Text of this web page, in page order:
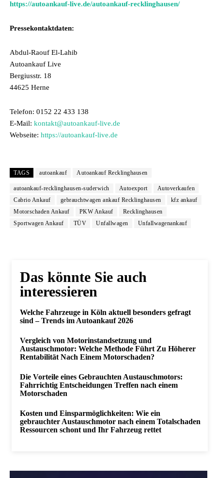
https://autoankauf-live.de/autoankauf-recklinghausen/
Pressekontaktdaten:
Abdul-Raouf El-Lahib
Autoankauf Live
Bergiusstr. 18
44625 Herne
Telefon: 0152 22 433 138
E-Mail: kontakt@autoankauf-live.de
Webseite: https://autoankauf-live.de
TAGS autoankauf Autoankauf Recklinghausen
autoankauf-recklinghausen-suderwich Autoexport
Autoverkaufen
Cabrio Ankauf
gebrauchtwagen ankauf Recklinghausen
kfz ankauf
Motorschaden Ankauf
PKW Ankauf
Recklinghausen
Sportwagen Ankauf
TÜV Unfallwagen Unfallwagenankauf
Das könnte Sie auch
interessieren
Welche Fahrzeuge in Köln aktuell besonders gefragt
sind – Trends im Autoankauf 2026
Vergleich von Motorinstandsetzung und
Austauschmotor: Welche Methode Führt Zu Höherer
Rentabilität Nach Einem Motorschaden?
Die Vorteile eines Gebrauchten Austauschmotors:
Fahrrichtig Entscheidungen Treffen nach einem
Motorschaden
Kosten und Einsparmöglichkeiten: Wie ein
gebrauchter Austauschmotor nach einem Totalschaden
Ressourcen schont und Ihr Fahrzeug rettet